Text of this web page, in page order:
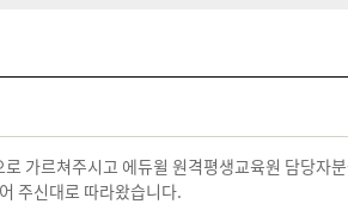
가르쳐주시고 에듀윌 원격평생교육원 담당자
주신대로 따라왔습니다.